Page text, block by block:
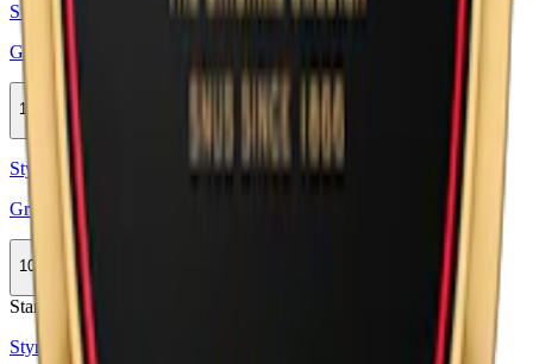
Styrka Stark · Large
General Strong Original Portion
10-pack
Styrka Normal · Large
Grov Portion
10-pack
479,50 kr
Köp
Stark
Styrka Stark · Large